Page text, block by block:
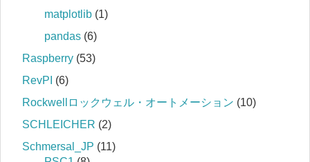
matplotlib (1)
pandas (6)
Raspberry (53)
RevPI (6)
Rockwellロックウェル・オートメーション (10)
SCHLEICHER (2)
Schmersal_JP (11)